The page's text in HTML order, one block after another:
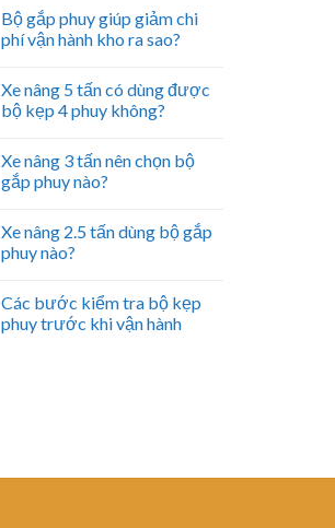
Bộ gắp phuy giúp giảm chi
phí vận hành kho ra sao?
Xe nâng 5 tấn có dùng được
bộ kẹp 4 phuy không?
Xe nâng 3 tấn nên chọn bộ
gắp phuy nào?
Xe nâng 2.5 tấn dùng bộ gắp
phuy nào?
Các bước kiểm tra bộ kẹp
phuy trước khi vận hành